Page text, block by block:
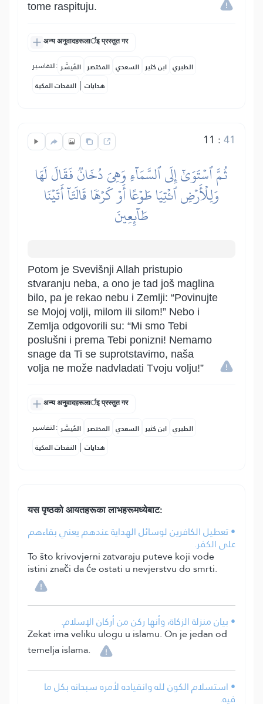
tome raspituju.
अन्य अनुवादहरूलार्इ प्रस्तुत गर
التفاسير: المُيسَّر المختصر السعدي ابن كثير الطبري
النفحات المكية | هدايات
11 :41
ثُمَّ ٱسۡتَوَىٰٓ إِلَى ٱلسَّمَآءِ وَهِيَ دُخَانٞ فَقَالَ لَهَا
وَلِلۡأَرۡضِ ٱئۡتِيَا طَوۡعًا أَوۡ كَرۡهٗا قَالَتَآ أَتَيۡنَا
طَآئِعِينَ
Potom je Svevišnji Allah pristupio
stvaranju neba, a ono je tad još maglina
bilo, pa je rekao nebu i Zemlji: “Povinujte
se Mojoj volji, milom ili silom!” Nebo i
Zemlja odgovorili su: “Mi smo Tebi
poslušni i prema Tebi ponizni! Nemamo
snage da Ti se suprotstavimo, naša
volja ne može nadvladati Tvoju volju!”
अन्य अनुवादहरूलार्इ प्रस्तुत गर
التفاسير: المُيسَّر المختصر السعدي ابن كثير الطبري
النفحات المكية | هدايات
यस पृष्ठको आयतहरूका लाभहरूमध्येबाट:
• تعطيل الكافرين لوسائل الهداية عندهم يعني بقاءهم
على الكفر.
To što krivovjerni zatvaraju puteve koji vode
istini znači da će ostati u nevjerstvu do smrti.
• بيان منزلة الزكاة، وأنها ركن من أركان الإسلام.
Zekat ima veliku ulogu u islamu. On je jedan od
temelja islama.
• استسلام الكون لله وانقياده لأمره سبحانه بكل ما
فيه.